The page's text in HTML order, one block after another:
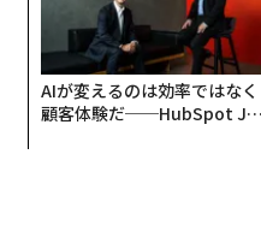
AIが変えるのは効率ではなく
顧客体験だ──HubSpot Ja